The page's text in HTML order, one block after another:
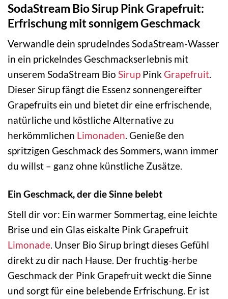
SodaStream Bio Sirup Pink Grapefruit:
Erfrischung mit sonnigem Geschmack
Verwandle dein sprudelndes SodaStream-Wasser
in ein prickelndes Geschmackserlebnis mit
unserem SodaStream Bio Sirup Pink Grapefruit.
Dieser Sirup fängt die Essenz sonnengereifter
Grapefruits ein und bietet dir eine erfrischende,
natürliche und köstliche Alternative zu
herkömmlichen Limonaden. Genieße den
spritzigen Geschmack des Sommers, wann immer
du willst – ganz ohne künstliche Zusätze.
Ein Geschmack, der die Sinne belebt
Stell dir vor: Ein warmer Sommertag, eine leichte
Brise und ein Glas eiskalte Pink Grapefruit
Limonade . Unser Bio Sirup bringt dieses Gefühl
direkt zu dir nach Hause. Der fruchtig-herbe
Geschmack der Pink Grapefruit weckt die Sinne
und sorgt für eine belebende Erfrischung. Er ist